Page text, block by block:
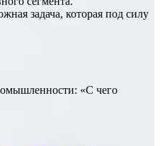
задача, которая под силу
«С чего